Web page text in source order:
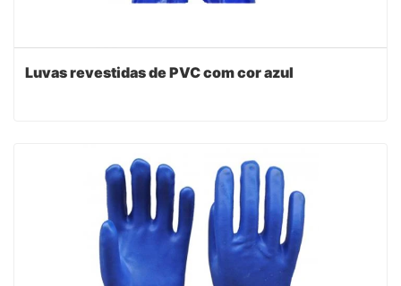
Luvas revestidas de PVC com cor azul